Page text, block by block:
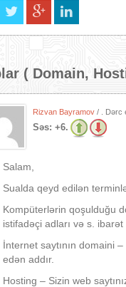
( Domain,
Rizvan Bayramov / . Dərc
Səs: +6.
Salam,
Sualda qeyd edilən
Kompüterlərin qoşulduğu
istifadəçi adları və s.
İnternet saytının domaini
edən addır.
Hosting – Sizin web